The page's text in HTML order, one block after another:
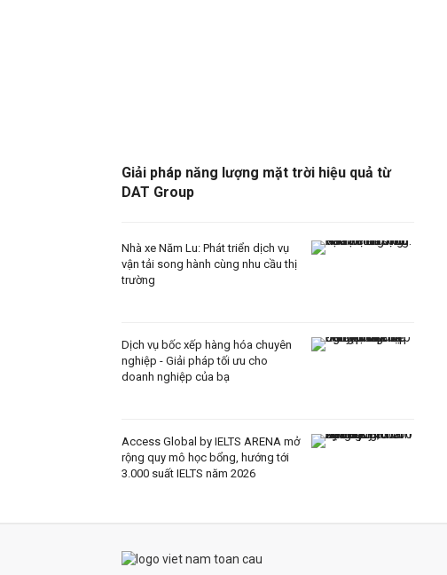
Giải pháp năng lượng mặt trời hiệu quả từ
DAT Group
Nhà xe Năm Lu: Phát triển dịch vụ
vận tải song hành cùng nhu cầu thị
trường
Dịch vụ bốc xếp hàng hóa chuyên
nghiệp - Giải pháp tối ưu cho
doanh nghiệp của bạ
Access Global by IELTS ARENA mở
rộng quy mô học bổng, hướng tới
3.000 suất IELTS năm 2026